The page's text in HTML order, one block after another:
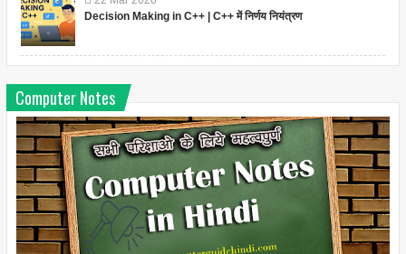
Decision Making in C++ | C++ में निर्णय नियंत्रण
Computer Notes